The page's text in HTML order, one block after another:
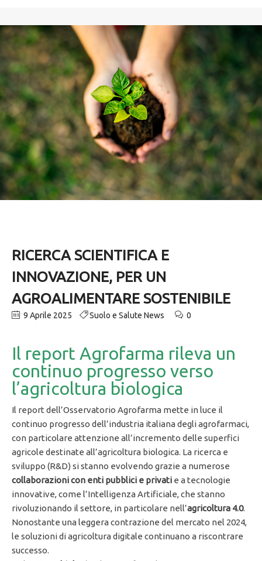
RICERCA SCIENTIFICA E
INNOVAZIONE, PER UN
AGROALIMENTARE SOSTENIBILE
9 Aprile 2025 Suolo e Salute News 0
Il report Agrofarma rileva un
continuo progresso verso
l’agricoltura biologica
Il report dell’Osservatorio Agrofarma mette in luce il
continuo progresso dell’industria italiana degli agrofarmaci,
con particolare attenzione all’incremento delle superfici
agricole destinate all’agricoltura biologica. La ricerca e
sviluppo (R&D) si stanno evolvendo grazie a numerose
collaborazioni con enti pubblici e privati e a tecnologie
innovative, come l’Intelligenza Artificiale, che stanno
rivoluzionando il settore, in particolare nell’agricoltura 4.0.
Nonostante una leggera contrazione del mercato nel 2024,
le soluzioni di agricoltura digitale continuano a riscontrare
successo.